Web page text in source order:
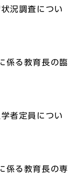
況調査につい
係る教育長の臨
者定員につい
係る教育長の専